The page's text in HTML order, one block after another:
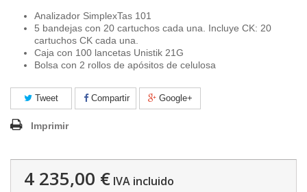
Analizador SimplexTas 101
5 bandejas con 20 cartuchos cada una. Incluye CK: 20
cartuchos CK cada una.
Caja con 100 lancetas Unistik 21G
Bolsa con 2 rollos de apósitos de celulosa
Tweet Compartir Google+
Imprimir
4 235,00 € IVA incluido